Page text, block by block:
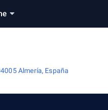
Almería, España